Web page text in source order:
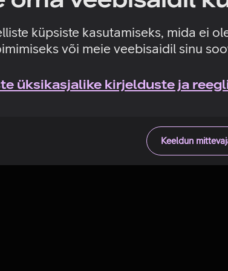
küpsiste kasutamiseks, mida ei
või meie veebisaidil sinu
üksikasjalike kirjelduste ja
Keeldun